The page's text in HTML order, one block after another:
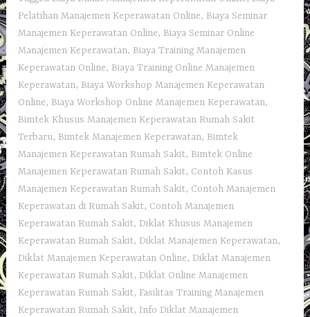
Pelatihan Manajemen Keperawatan Online, Biaya Seminar
Manajemen Keperawatan Online, Biaya Seminar Online
Manajemen Keperawatan, Biaya Training Manajemen
Keperawatan Online, Biaya Training Online Manajemen
Keperawatan, Biaya Workshop Manajemen Keperawatan
Online, Biaya Workshop Online Manajemen Keperawatan,
Bimtek Khusus Manajemen Keperawatan Rumah Sakit
Terbaru, Bimtek Manajemen Keperawatan, Bimtek
Manajemen Keperawatan Rumah Sakit, Bimtek Online
Manajemen Keperawatan Rumah Sakit, Contoh Kasus
Manajemen Keperawatan Rumah Sakit, Contoh Manajemen
Keperawatan di Rumah Sakit, Contoh Manajemen
Keperawatan Rumah Sakit,Diklat Khusus Manajemen
Keperawatan Rumah Sakit,Diklat Manajemen Keperawatan,
Diklat Manajemen Keperawatan Online,Diklat Manajemen
Keperawatan Rumah Sakit,Diklat Online Manajemen
Keperawatan Rumah Sakit, Fasilitas Training Manajemen
Keperawatan Rumah Sakit, Info Diklat Manajemen